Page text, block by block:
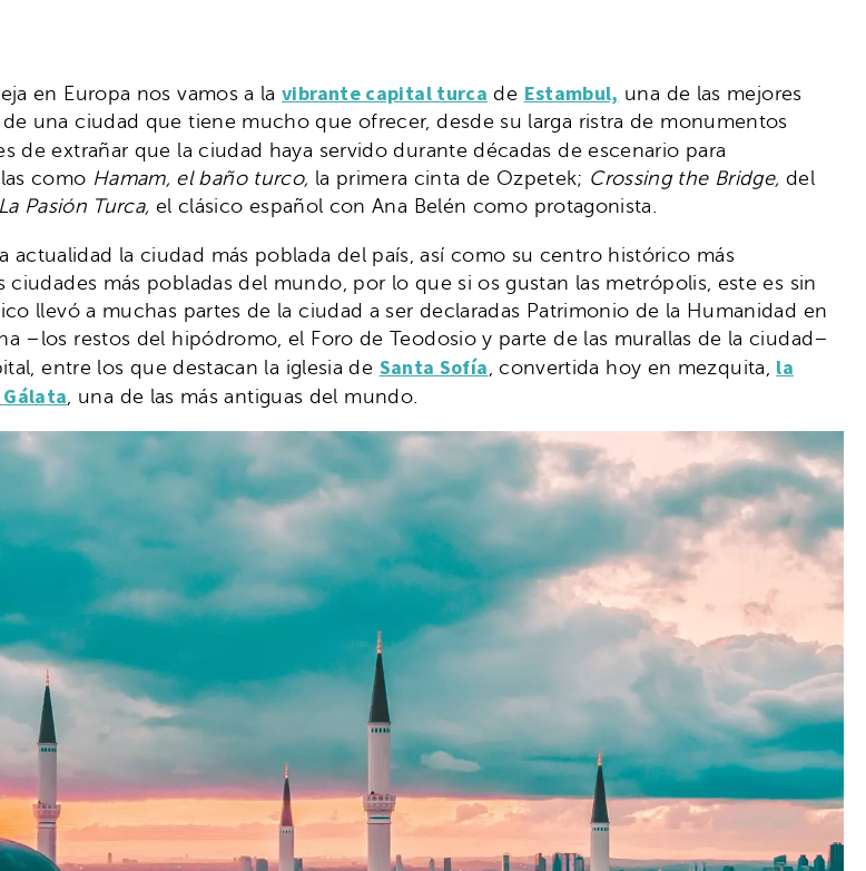
en Europa nos vamos a lavibrante capital turca de Estambul, una de las mejores
una ciudad que tiene mucho que ofrecer, desde su larga ristra de monumentos
de extrañar que la ciudad haya servido durante décadas de escenario para
como Hamam, el baño turco, la primera cinta de Ozpetek; Crossing the Bridge, del
La Pasión Turca, el clásico español con Ana Belén como protagonista.
actualidad la ciudad más poblada del país, así como su centro histórico más
más pobladas del mundo, por lo que si os gustan las metrópolis, este es sin
llevó a muchas partes de la ciudad a ser declaradas Patrimonio de la Humanidad en
–los restos del hipódromo, el Foro de Teodosio y parte de las murallas de la ciudad­­­–
entre los que destacan la iglesia de Santa Sofía , convertida hoy en mezquita, la
, una de las más antiguas del mundo.